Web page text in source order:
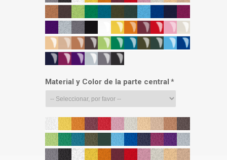
Material y Color de la parte central *